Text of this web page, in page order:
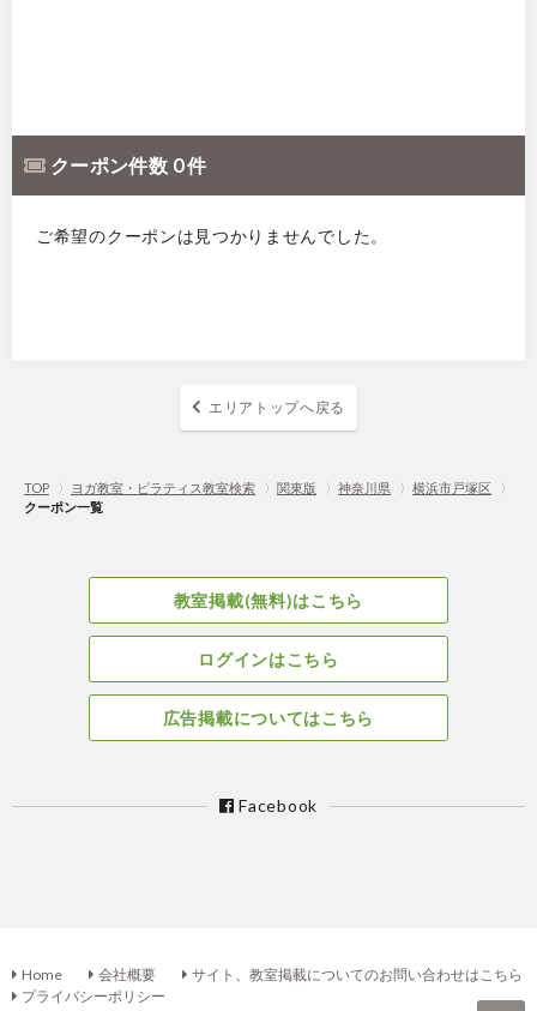
クーポン件数 0 件
ご希望のクーポンは見つかりませんでした。
エリアトップへ戻る
TOP 〉 ヨガ教室・ピラティス教室検索 〉 関東版 〉 神奈川県 〉 横浜市戸塚区
〉
クーポン一覧
教室掲載(無料)はこちら
ログインはこちら
広告掲載についてはこちら
Facebook
Home 会社概要
サイト、教室掲載についてのお問い合わせはこちら
プライバシーポリシー